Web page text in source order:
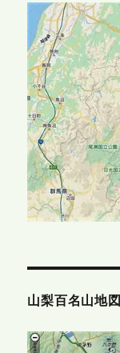
山梨百名山地図